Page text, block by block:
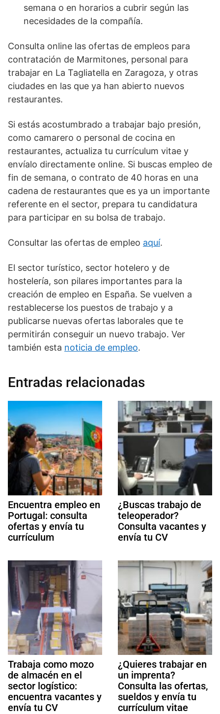
semana o en horarios a cubrir según las
necesidades de la compañía.
Consulta online las ofertas de empleos para
contratación de Marmitones, personal para
trabajar en La Tagliatella en Zaragoza, y otras
ciudades en las que ya han abierto nuevos
restaurantes.
Si estás acostumbrado a trabajar bajo presión,
como camarero o personal de cocina en
restaurantes, actualiza tu currículum vitae y
envíalo directamente online. Si buscas empleo de
fin de semana, o contrato de 40 horas en una
cadena de restaurantes que es ya un importante
referente en el sector, prepara tu candidatura
para participar en su bolsa de trabajo.
Consultar las ofertas de empleo aquí.
El sector turístico, sector hotelero y de
hostelería, son pilares importantes para la
creación de empleo en España. Se vuelven a
restablecerse los puestos de trabajo y a
publicarse nuevas ofertas laborales que te
permitirán conseguir un nuevo trabajo. Ver
también esta noticia de empleo.
Entradas relacionadas
Encuentra empleo en
Portugal: consulta
ofertas y envía tu
currículum
¿Buscas trabajo de
teleoperador?
Consulta vacantes y
envía tu CV
Trabaja como mozo
de almacén en el
sector logístico:
encuentra vacantes y
envía tu CV
¿Quieres trabajar en
un imprenta?
Consulta las ofertas,
sueldos y envía tu
currículum vitae